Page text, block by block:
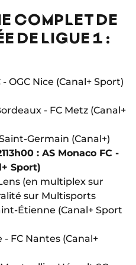
COMPLET DE
DE LIGUE 1 :
OGC Nice (Canal+ Sport)
- FC Metz (Canal+
Germain (Canal+)
13h00 : AS Monaco FC -
Sport)
(en multiplex sur
sur Multisports
Étienne (Canal+ Sport
FC Nantes (Canal+